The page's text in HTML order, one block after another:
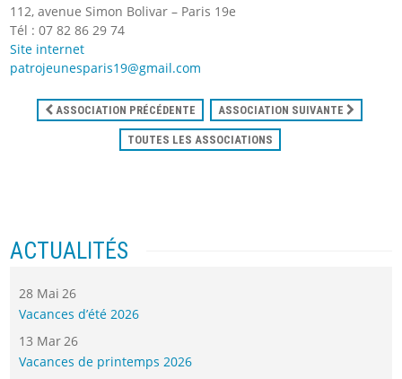
112, avenue Simon Bolivar – Paris 19e
Tél : 07 82 86 29 74
Site internet
patrojeunesparis19@gmail.com
ASSOCIATION PRÉCÉDENTE ASSOCIATION SUIVANTE
TOUTES LES ASSOCIATIONS
ACTUALITÉS
28 Mai 26
Vacances d’été 2026
13 Mar 26
Vacances de printemps 2026